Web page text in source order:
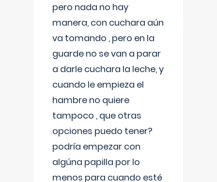
pero nada no hay
manera, con cuchara aún
va tomando , pero en la
guarde no se van a parar
a darle cuchara la leche, y
cuando le empieza el
hambre no quiere
tampoco , que otras
opciones puedo tener?
podría empezar con
algúna papilla por lo
menos para cuando esté